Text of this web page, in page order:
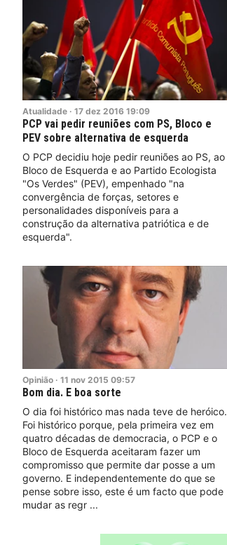
Atualidade · 17 dez 2016 19:09
PCP vai pedir reuniões com PS, Bloco e
PEV sobre alternativa de esquerda
O PCP decidiu hoje pedir reuniões ao PS, ao
Bloco de Esquerda e ao Partido Ecologista
"Os Verdes" (PEV), empenhado "na
convergência de forças, setores e
personalidades disponíveis para a
construção da alternativa patriótica e de
esquerda".
Opinião · 11 nov 2015 09:57
Bom dia. E boa sorte
O dia foi histórico mas nada teve de heróico.
Foi histórico porque, pela primeira vez em
quatro décadas de democracia, o PCP e o
Bloco de Esquerda aceitaram fazer um
compromisso que permite dar posse a um
governo. E independentemente do que se
pense sobre isso, este é um facto que pode
mudar as regr